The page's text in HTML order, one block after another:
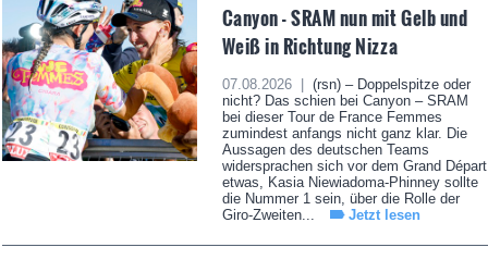
Canyon - SRAM nun mit Gelb und
Weiß in Richtung Nizza
07.08.2026 |
(rsn) – Doppelspitze oder
nicht? Das schien bei Canyon – SRAM
bei dieser Tour de France Femmes
zumindest anfangs nicht ganz klar. Die
Aussagen des deutschen Teams
widersprachen sich vor dem Grand Départ
etwas, Kasia Niewiadoma-Phinney sollte
die Nummer 1 sein, über die Rolle der
Giro-Zweiten...
Jetzt lesen